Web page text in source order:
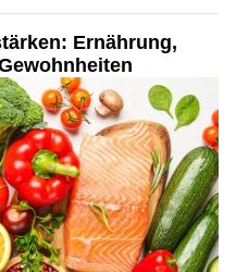
Ernährung,